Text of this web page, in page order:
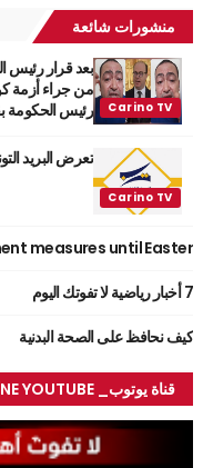
منشورات شائعة
بعد قرار رئيس
من جراء أزمة
رئيس الحكومة
تعرض البريد
measures until Easter
7 أخبار رياضية لا تفوتك اليوم
كيف نحافظ على الصحة البدنية
قناة يوتوب_ CHAÎNE YOUTUBE